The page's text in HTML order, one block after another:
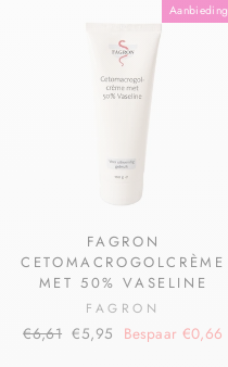
Aanbieding
FAGRON
CETOMACROGOLCRÈME
MET 50% VASELINE
FAGRON
€6,61 €5,95 Bespaar €0,66